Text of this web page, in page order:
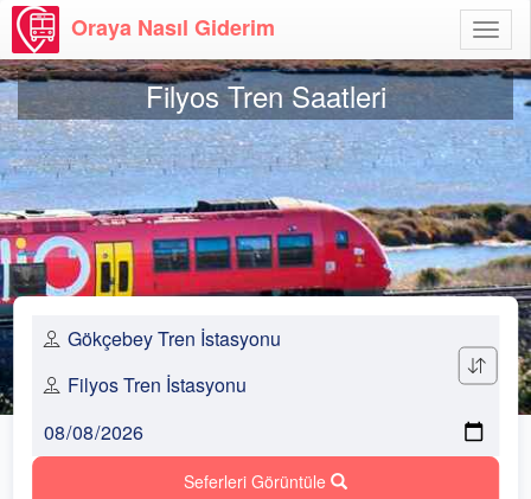
Aç
Oraya Nasıl Giderim
Filyos Tren Saatleri
Seferleri Görüntüle